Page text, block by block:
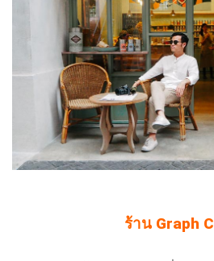
ร้าน Graph